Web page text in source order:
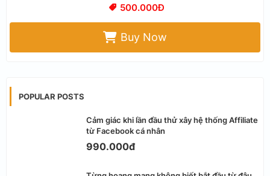
500.000Đ
Buy Now
POPULAR POSTS
Cảm giác khi lần đầu thử xây hệ thống Affiliate
từ Facebook cá nhân
990.000đ